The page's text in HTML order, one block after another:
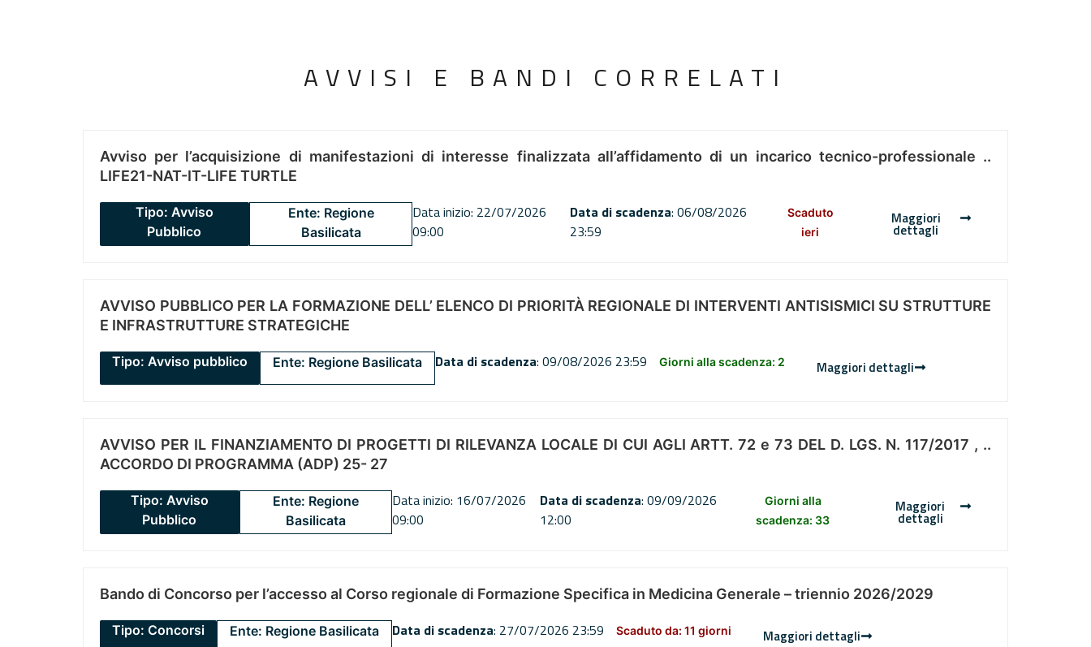
AVVISI E BANDI CORRELATI
Avviso per l’acquisizione di manifestazioni di interesse finalizzata all’affidamento di un incarico tecnico-professionale ..
LIFE21-NAT-IT-LIFE TURTLE
Tipo: Avviso
Pubblico
Ente: Regione
Basilicata
Data inizio: 22/07/2026
09:00
Data di scadenza: 06/08/2026
23:59
Scaduto
ieri
Maggiori
dettagli
AVVISO PUBBLICO PER LA FORMAZIONE DELL’ ELENCO DI PRIORITÀ REGIONALE DI INTERVENTI ANTISISMICI SU STRUTTURE
E INFRASTRUTTURE STRATEGICHE
Tipo: Avviso pubblico Ente: Regione Basilicata Data di scadenza: 09/08/2026 23:59 Giorni alla scadenza: 2 Maggiori dettagli
AVVISO PER IL FINANZIAMENTO DI PROGETTI DI RILEVANZA LOCALE DI CUI AGLI ARTT. 72 e 73 DEL D. LGS. N. 117/2017 , ..
ACCORDO DI PROGRAMMA (ADP) 25- 27
Tipo: Avviso
Pubblico
Ente: Regione
Basilicata
Data inizio: 16/07/2026
09:00
Data di scadenza: 09/09/2026
12:00
Giorni alla
scadenza: 33
Maggiori
dettagli
Bando di Concorso per l’accesso al Corso regionale di Formazione Specifica in Medicina Generale – triennio 2026/2029
Tipo: Concorsi Ente: Regione Basilicata Data di scadenza: 27/07/2026 23:59 Scaduto da: 11 giorni Maggiori dettagli